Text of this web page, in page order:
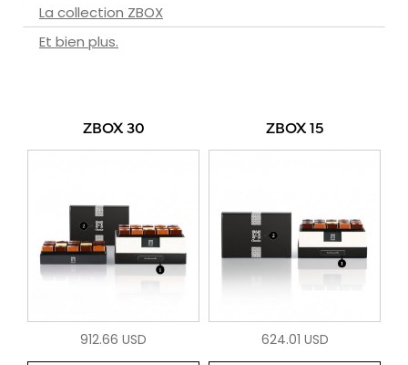
La collection ZBOX
Et bien plus.
ZBOX 30
912.66 USD
ZBOX 15
624.01 USD